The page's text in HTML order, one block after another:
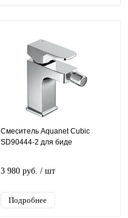
Смеситель Aquanet Cubic
SD90444-2 для биде
3 980 руб. / шт
Подробнее